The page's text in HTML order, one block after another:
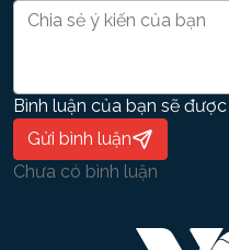
Bình luận của bạn sẽ
Gửi bình luận
Chưa có bình luận